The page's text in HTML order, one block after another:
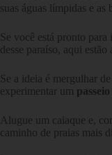
suas águas límpidas e as
Se você está pronto para
desse paraíso, aqui
Se a ideia é mergulhar
experimentar um
Alugue um caiaque e,
caminho de praias mais